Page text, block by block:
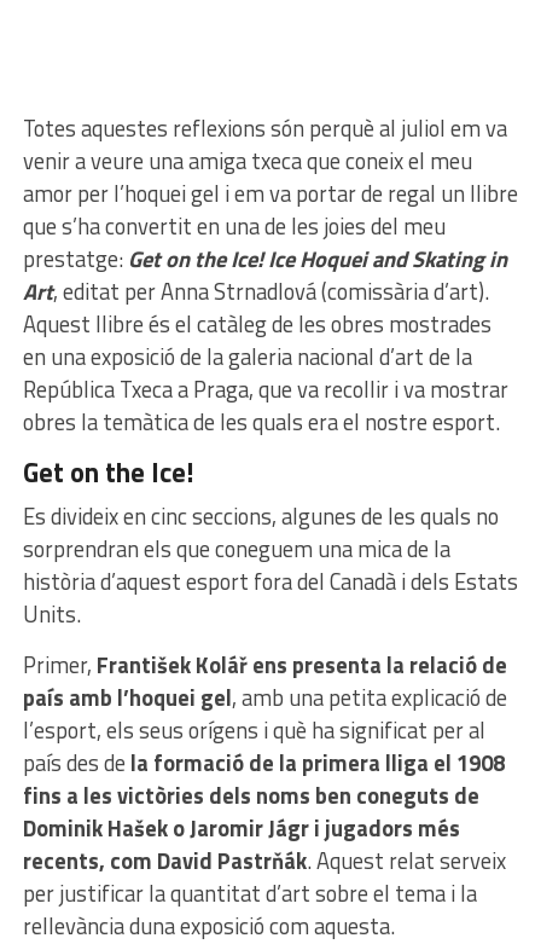
Totes aquestes reflexions són perquè al juliol em va
venir a veure una amiga txeca que coneix el meu
amor per l’hoquei gel i em va portar de regal un llibre
que s’ha convertit en una de les joies del meu
prestatge: Get on the Ice! Ice Hoquei and Skating in
Art, editat per Anna Strnadlová (comissària d’art).
Aquest llibre és el catàleg de les obres mostrades
en una exposició de la galeria nacional d’art de la
República Txeca a Praga, que va recollir i va mostrar
obres la temàtica de les quals era el nostre esport.
Get on the Ice!
Es divideix en cinc seccions, algunes de les quals no
sorprendran els que coneguem una mica de la
història d’aquest esport fora del Canadà i dels Estats
Units.
Primer, František Kolář ens presenta la relació de
país amb l’hoquei gel, amb una petita explicació de
l’esport, els seus orígens i què ha significat per al
país des de la formació de la primera lliga el 1908
fins a les victòries dels noms ben coneguts de
Dominik Hašek o Jaromir Jágr i jugadors més
recents, com David Pastrňák. Aquest relat serveix
per justificar la quantitat d’art sobre el tema i la
rellevància duna exposició com aquesta.